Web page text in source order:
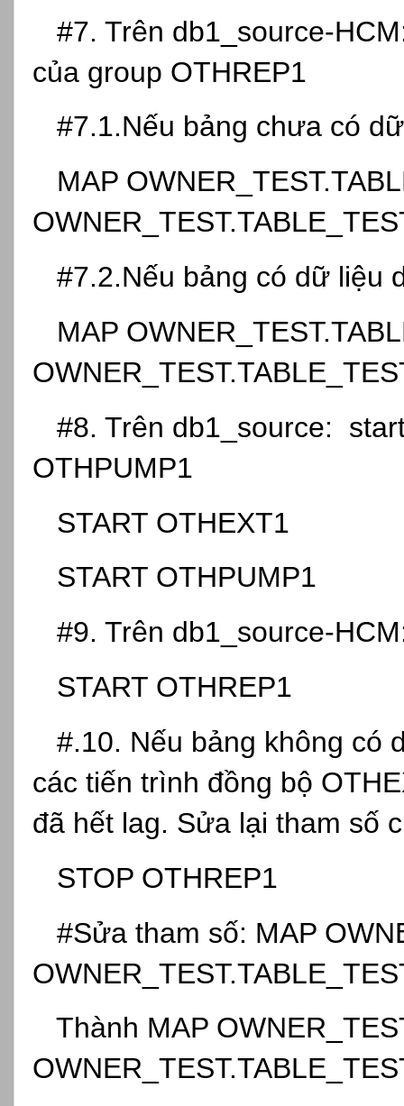
#7. Trên db1_source-
của group OTHREP1
#7.1.Nếu bảng chưa có
MAP
#7.2.Nếu bảng có dữ liệu
MAP
#8. Trên db1_source:
OTHPUMP1
START OTHEXT1
START OTHPUMP1
#9. Trên db1_source-
START OTHREP1
#.10. Nếu bảng không có
các tiến trình đồng bộ
đã hết lag. Sửa lại tham số
STOP OTHREP1
#Sửa tham số: MAP
Thành MAP